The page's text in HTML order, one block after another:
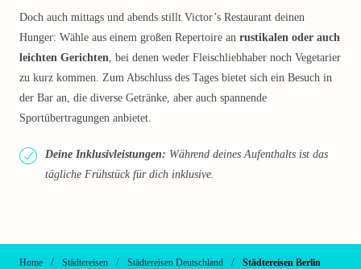
Doch auch mittags und abends stillt Victor’s Restaurant deinen
Hunger: Wähle aus einem großen Repertoire an rustikalen oder auch
leichten Gerichten, bei denen weder Fleischliebhaber noch Vegetarier
zu kurz kommen. Zum Abschluss des Tages bietet sich ein Besuch in
der Bar an, die diverse Getränke, aber auch spannende
Sportübertragungen anbietet.
Deine Inklusivleistungen: Während deines Aufenthalts ist das
tägliche Frühstück für dich inklusive.
Home / Städtereisen / Städtereisen Deutschland / Städtereisen Berlin